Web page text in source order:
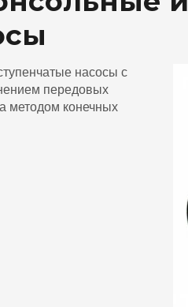
насосы с
передовых
методом конечных